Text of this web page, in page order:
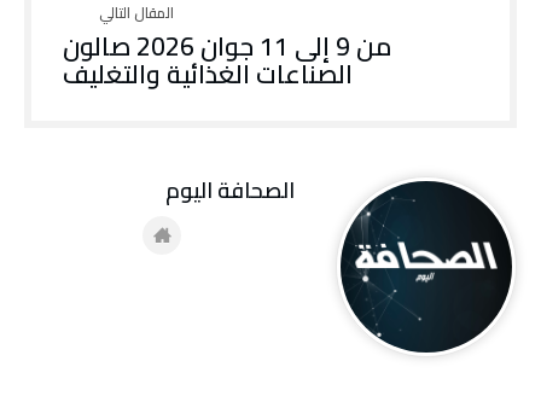
من 9 إلى 11 جوان 2026 صالون
الصناعات الغذائية والتغليف